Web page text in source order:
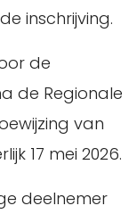
inschrijving.
de
de Regionale
van
17 mei 2026.
deelnemer